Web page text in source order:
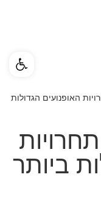
האופנועים הגדולות
ביותר